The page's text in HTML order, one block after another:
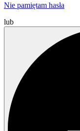
Nie pamiętam hasła
lub